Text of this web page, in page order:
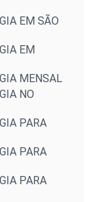
EM SÃO
EM
MENSAL
NO
PARA
PARA
PARA